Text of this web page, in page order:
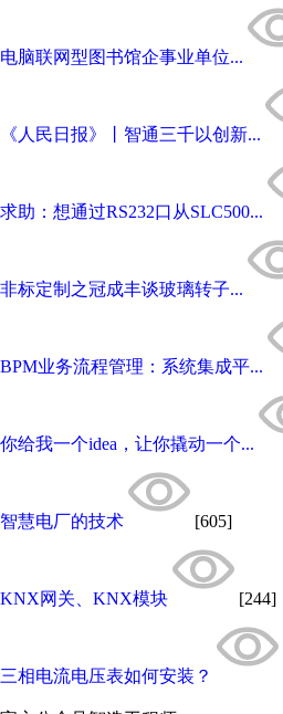
电脑联网型图书馆企事业单位...
《人民日报》丨智通三千以创新...
求助：想通过RS232口从SLC500...
非标定制之冠成丰谈玻璃转子...
BPM业务流程管理：系统集成平...
你给我一个idea，让你撬动一个...
智慧电厂的技术 [605]
KNX网关、KNX模块 [244]
三相电流电压表如何安装？